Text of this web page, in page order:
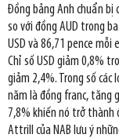
Đồng bảng Anh chuẩn bị
so với đồng AUD trong
USD và 86,71 pence mỗi
Chỉ số USD giảm 0,8%
giảm 2,4%. Trong số
năm là đồng franc, tăng
7,8% khiến nó trở thành
Attrill của NAB lưu ý